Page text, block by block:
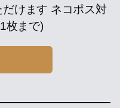
けます ネコポス対
枚まで)